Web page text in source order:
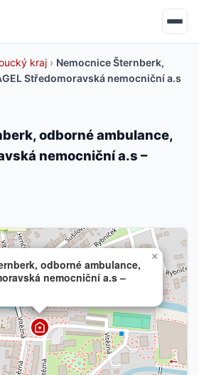
kraj › Nemocnice Šternberk,
Středomoravská nemocniční a.s
odborné ambulance,
nemocniční a.s –
odborné ambulance,
nemocniční a.s –
×